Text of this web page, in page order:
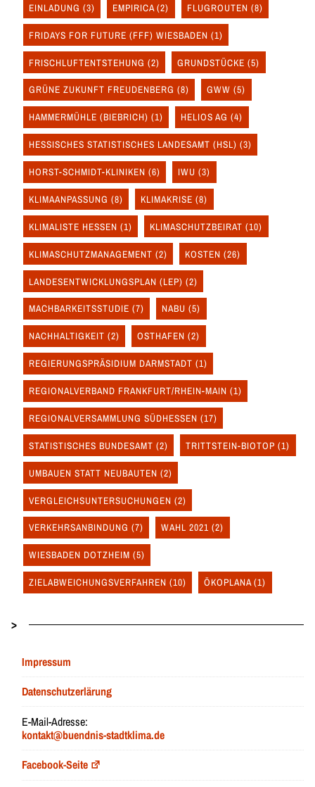
EINLADUNG (3) EMPIRICA(2) FLUGROUTEN (8)
FRIDAYS FOR FUTURE (FFF) WIESBADEN (1)
FRISCHLUFTENTSTEHUNG (2) GRUNDSTÜCKE (5)
GRÜNE ZUKUNFT FREUDENBERG (8) GWW (5)
HAMMERMÜHLE (BIEBRICH) (1) HELIOS AG (4)
HESSISCHES STATISTISCHES LANDESAMT (HSL) (3)
HORST-SCHMIDT-KLINIKEN (6) IWU (3)
KLIMAANPASSUNG (8) KLIMAKRISE (8)
KLIMALISTE HESSEN (1) KLIMASCHUTZBEIRAT (10)
KLIMASCHUTZMANAGEMENT (2) KOSTEN (26)
LANDESENTWICKLUNGSPLAN (LEP) (2)
MACHBARKEITSSTUDIE (7) NABU (5)
NACHHALTIGKEIT (2) OSTHAFEN (2)
REGIERUNGSPRÄSIDIUM DARMSTADT (1)
REGIONALVERBAND FRANKFURT/RHEIN-MAIN (1)
REGIONALVERSAMMLUNG SÜDHESSEN (17)
STATISTISCHES BUNDESAMT (2) TRITTSTEIN-BIOTOP (1)
UMBAUEN STATT NEUBAUTEN (2)
VERGLEICHSUNTERSUCHUNGEN (2)
VERKEHRSANBINDUNG (7) WAHL 2021 (2)
WIESBADEN DOTZHEIM (5)
ZIELABWEICHUNGSVERFAHREN (10) ÖKOPLANA(1)
>
Impressum
Datenschutzerlärung
E-Mail-Adresse:
kontakt@buendnis-stadtklima.de
Facebook-Seite